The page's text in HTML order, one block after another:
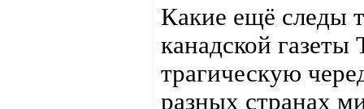
Какие ещё следы
канадской
трагическую
разных странах